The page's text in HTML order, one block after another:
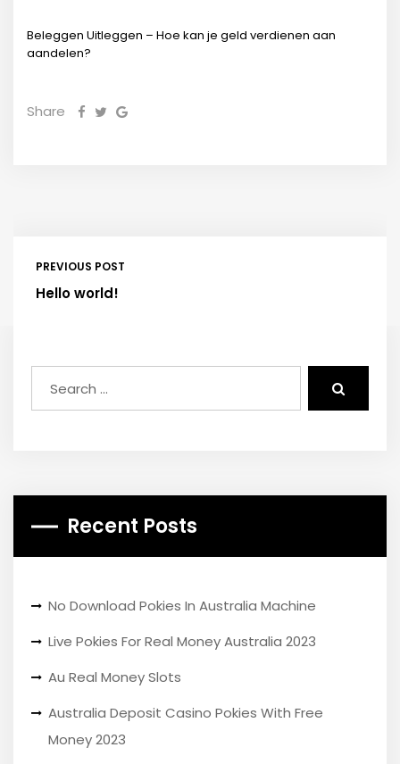
Beleggen Uitleggen – Hoe kan je geld verdienen aan
aandelen?
Share
PREVIOUS POST
Hello world!
Recent Posts
No Download Pokies In Australia Machine
Live Pokies For Real Money Australia 2023
Au Real Money Slots
Australia Deposit Casino Pokies With Free
Money 2023